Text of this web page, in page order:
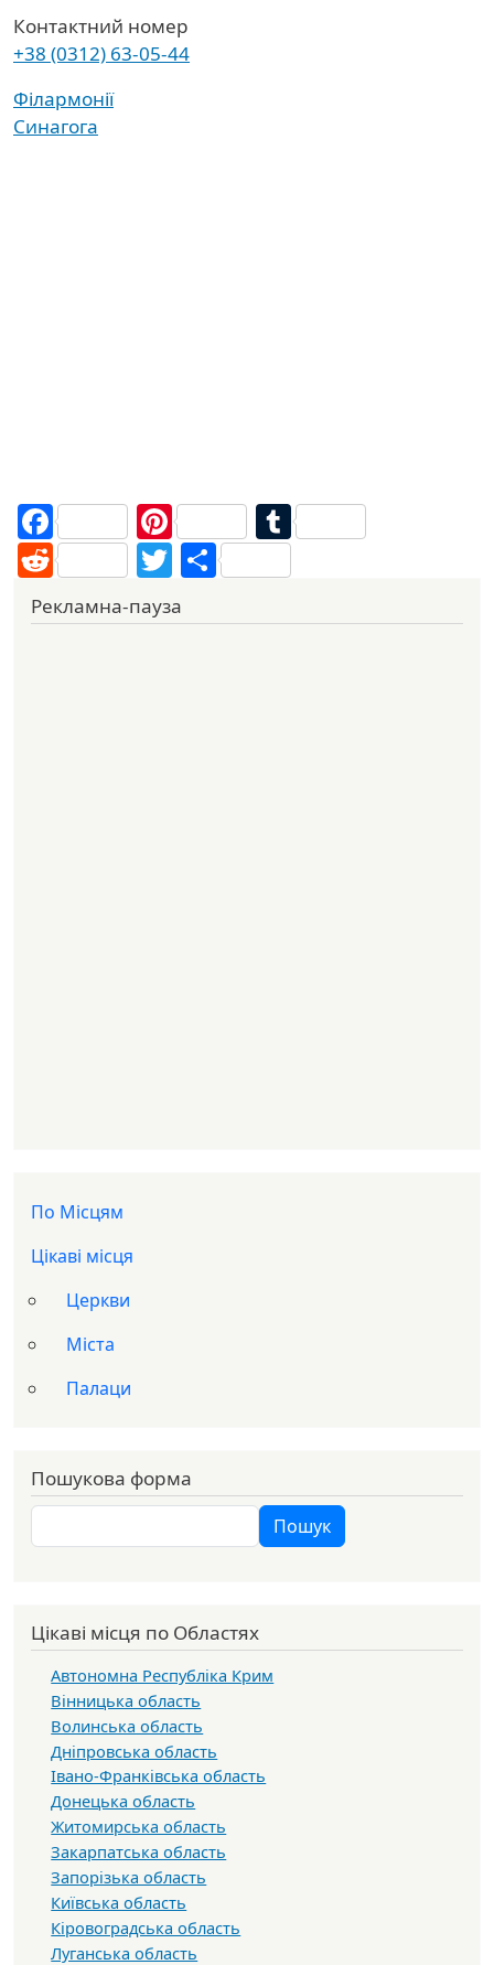
Контактний номер
+38 (0312) 63-05-44
Філармонії
Синагога
FacebookPinterestTumblr
Reddit Twitter
Share
Рекламна-пауза
Доп меню
По Місцям
Цікаві місця
Церкви
Міста
Палаци
Пошукова форма
Пошук Пошук
Цікаві місця по Областях
Автономна Республіка Крим
Вінницька область
Волинська область
Дніпровська область
Івано-Франківська область
Донецька область
Житомирська область
Закарпатська область
Запорізька область
Київська область
Кіровоградська область
Луганська область